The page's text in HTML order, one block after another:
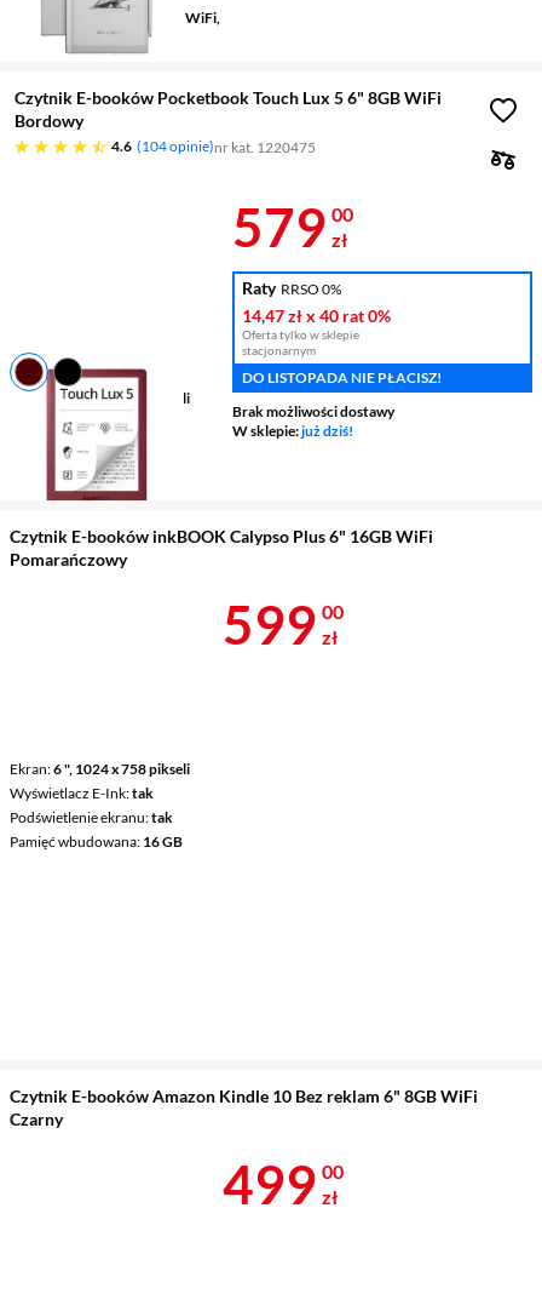
Łączność bezprzewodowa
WiFi,
Bluetooth
Czytnik E-booków Pocketbook Touch Lux 5 6" 8GB WiFi
Bordowy
4.6
4.6 gwiazdek 104 opinie nr kat. 1220475
Ekran
6 ", 1024 x 758 pikseli
Wyświetlacz E-Ink
Podświetlenie ekranu
Pamięć wbudowana
Cena 579 zł
579 00
zł
Raty RRSO 0%
14,47 złx 40 rat0%
Oferta tylko w sklepie
stacjonarnym
DO LISTOPADA NIE PŁACISZ!
Brak możliwości dostawy
W sklepie:już dziś!
Czytnik E-booków inkBOOK Calypso Plus 6" 16GB WiFi
Pomarańczowy
Ekran 6 ", 1024 x 758 pikseli
Wyświetlacz E-Ink tak
Podświetlenie ekranu tak
Pamięć wbudowana 16 GB
Cena 599 zł
599 00
zł
Czytnik E-booków Amazon Kindle 10 Bez reklam 6" 8GB WiFi
Czarny
Cena 499 zł
499 00
zł